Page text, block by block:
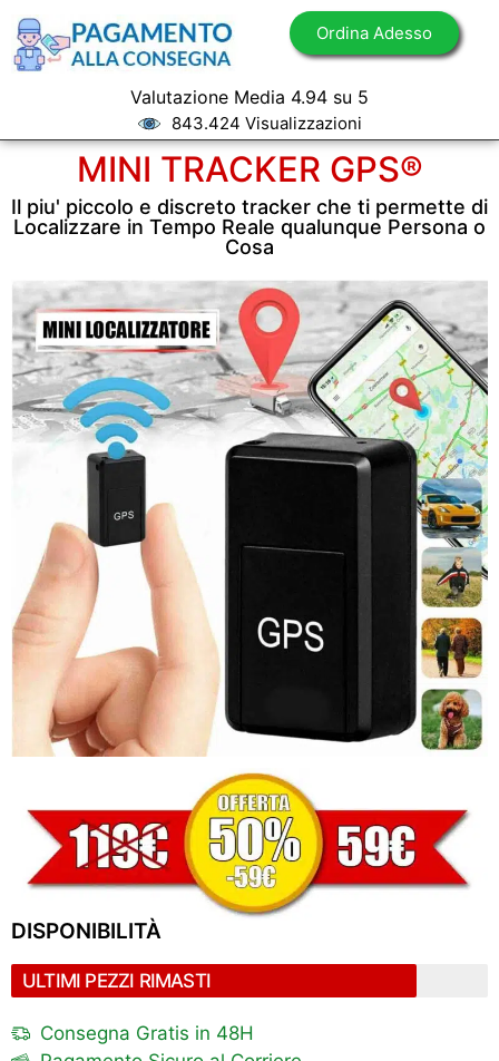
Ordina Adesso
Valutazione Media 4.94 su 5
843.424 Visualizzazioni
MINI TRACKER GPS®
Il piu' piccolo e discreto tracker che ti permette di
Localizzare in Tempo Reale qualunque Persona o
Cosa
DISPONIBILITÀ
ULTIMI PEZZI RIMASTI
Consegna Gratis in 48H